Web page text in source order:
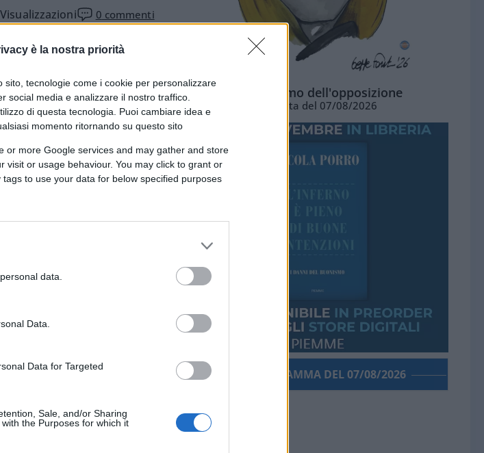
è la nostra priorità
tecnologie come i cookie per personalizzare
social media e analizzare il nostro traffico.
di questa tecnologia. Puoi cambiare idea e
momento ritornando su questo sito
or more Google services and may gather and store
visit or usage behaviour. You may click to grant or
to use your data for below specified purposes
data.
Data.
Data for Targeted
Sale, and/or Sharing
the Purposes for which it
Visualizzazioni 0 commenti
L'ottimismo dell'opposizione
Vignetta del 07/08/2026
PORROGRAMMA DEL 07/08/2026